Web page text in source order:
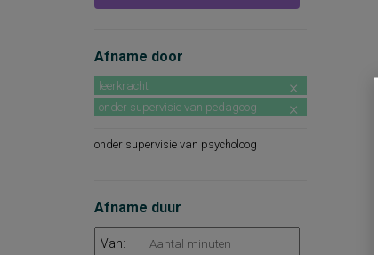
Afname door
leerkracht
onder supervisie van pedagoog
onder supervisie van psycholoog
Afname duur
Van: